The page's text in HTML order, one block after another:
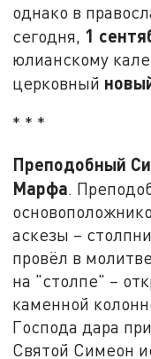
однако в
сегодня, 1
юлианскому
церковный
* * *
Преподобный
Марфа.
аскезы –
провёл в
на "столпе" –
каменной
Господа дара
Святой Симеон